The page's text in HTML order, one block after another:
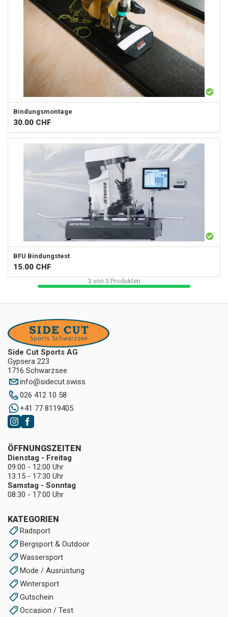
Bindungsmontage
30.00 CHF
BFU Bindungstest
15.00 CHF
3 von 3 Produkten
Side Cut Sports AG
Gypsera 223
1716 Schwarzsee
info@sidecut.swiss
026 412 10 58
+41 77 8119405
KATEGORIEN
Radsport
Bergsport & Outdoor
Wassersport
Mode / Ausrüstung
Wintersport
Gutschein
Occasion / Test
ÖFFNUNGSZEITEN
Dienstag - Freitag
09:00 - 12:00 Uhr
13:15 - 17:30 Uhr
Samstag - Sonntag
08:30 - 17:00 Uhr